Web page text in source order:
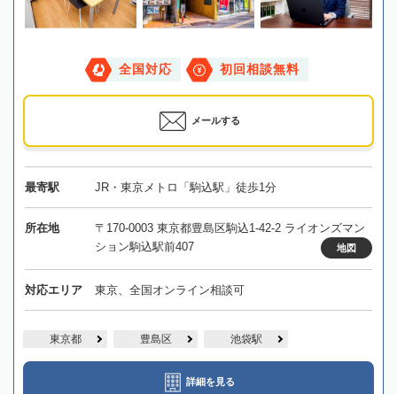
全国対応 初回相談無料
メールする
最寄駅 JR・東京メトロ「駒込駅」徒歩1分
所在地
〒170-0003 東京都豊島区駒込1-42-2 ライオンズマン
ション駒込駅前407
地図
対応エリア 東京、全国オンライン相談可
東京都 豊島区 池袋駅
詳細を見る